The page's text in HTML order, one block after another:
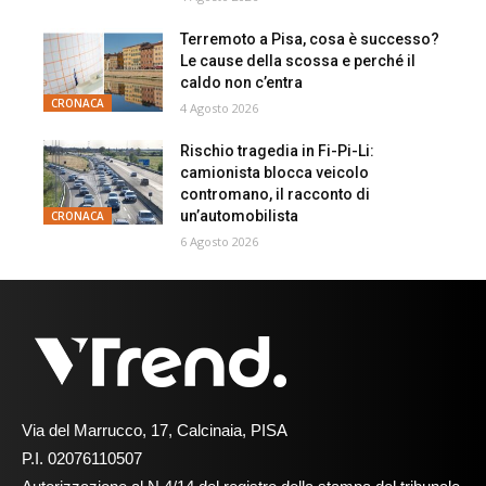
CRONACA
Terremoto a Pisa, cosa è successo?
Le cause della scossa e perché il
caldo non c’entra
4 Agosto 2026
CRONACA
Rischio tragedia in Fi-Pi-Li:
camionista blocca veicolo
contromano, il racconto di
un’automobilista
6 Agosto 2026
Via del Marrucco, 17, Calcinaia, PISA
P.I. 02076110507